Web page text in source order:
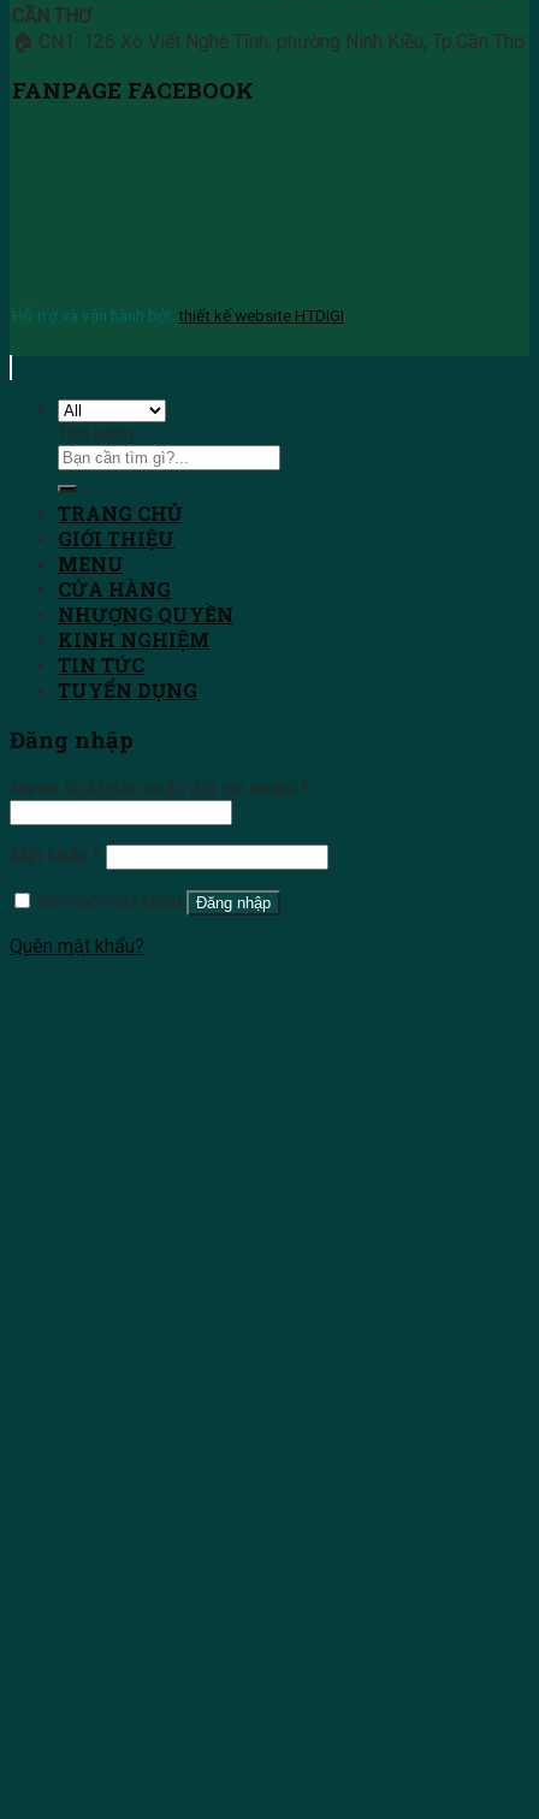
CẦN THƠ
🏠 CN1: 126 Xô Viết Nghệ Tĩnh, phường Ninh Kiều, Tp.Cần Thơ
FANPAGE FACEBOOK
Hỗ trợ và vận hành bởi: thiết kế website HTDIGI
Tìm kiếm:
TRANG CHỦ
GIỚI THIỆU
MENU
CỬA HÀNG
NHƯỢNG QUYỀN
KINH NGHIỆM
TIN TỨC
TUYỂN DỤNG
Đăng nhập
Name tài khoản hoặc địa chỉ email *
Mật khẩu *
Ghi nhớ mật khẩu
Đăng nhập
Quên mật khẩu?